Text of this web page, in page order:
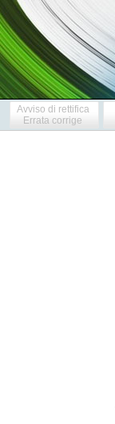
Avviso di rettifica
Errata corrige